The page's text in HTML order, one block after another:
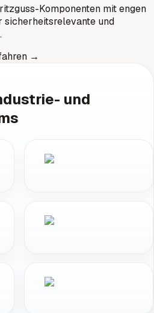
Komponenten mit engen
sicherheitsrelevante und
→
und